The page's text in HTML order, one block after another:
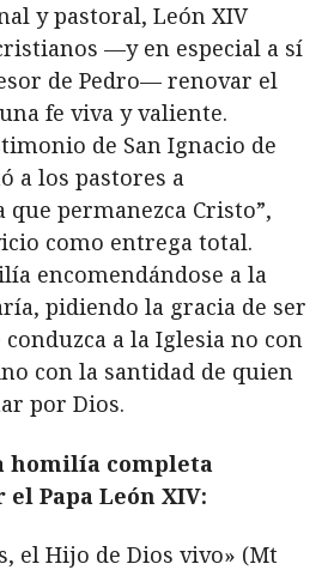
y pastoral, León XIV
—y en especial a sí
de Pedro— renovar el
fe viva y valiente.
de San Ignacio de
a los pastores a
que permanezca Cristo”,
como entrega total.
encomendándose a la
pidiendo la gracia de ser
a la Iglesia no con
con la santidad de quien
por Dios.
homilía completa
Papa León XIV:
el Hijo de Dios vivo» (Mt